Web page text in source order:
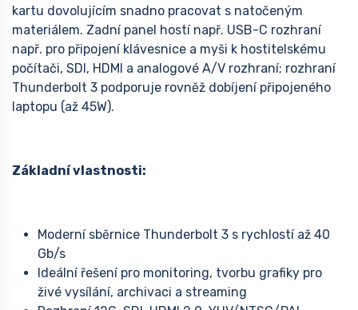
kartu dovolujícím snadno pracovat s natočeným
materiálem. Zadní panel hostí např. USB-C rozhraní
např. pro připojení klávesnice a myši k hostitelskému
počítači, SDI, HDMI a analogové A/V rozhraní; rozhraní
Thunderbolt 3 podporuje rovněž dobíjení připojeného
laptopu (až 45W).
Základní vlastnosti:
Moderní sběrnice Thunderbolt 3 s rychlostí až 40
Gb/s
Ideální řešení pro monitoring, tvorbu grafiky pro
živé vysílání, archivaci a streaming